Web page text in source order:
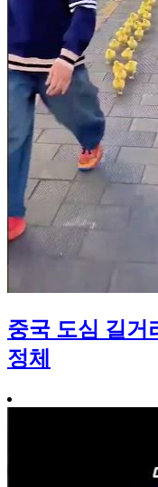
중국 도심 길거
정체